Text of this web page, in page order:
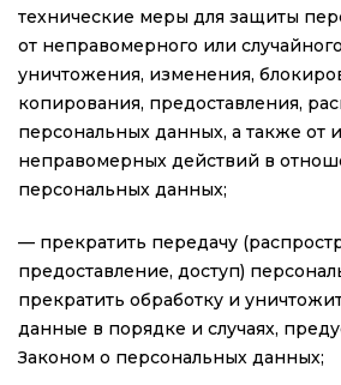
технические меры для защиты
от неправомерного или
уничтожения, изменения,
копирования, предоставления,
персональных данных, а также от
неправомерных действий в
персональных данных;
— прекратить передачу
предоставление, доступ)
прекратить обработку и
данные в порядке и случаях,
Законом о персональных данных;